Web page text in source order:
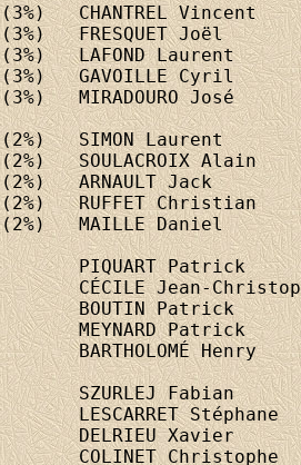
20. 	   9 pts (3%) CHANTREL Vincent
21. 	   9 pts (3%) FRESQUET Joël
22. 	   9 pts (3%) LAFOND Laurent
23. 	   9 pts (3%) GAVOILLE Cyril
24. 	   7 pts (3%) MIRADOURO José
25. 	   5 pts (2%) SIMON Laurent
26. 	   5 pts (2%) SOULACROIX Alain
27. 	   4 pts (2%) ARNAULT Jack
28. 	   4 pts (2%) RUFFET Christian
29. 	   4 pts (2%) MAILLE Daniel
30. 	   2 pts PIQUART Patrick
31. 	   2 pts CÉCILE Jean-
32. 	   1 pt BOUTIN Patrick
33. 	   1 pt MEYNARD Patrick
34. 	   1 pt BARTHOLOMÉ Henry
35. 	   1 pt SZURLEJ Fabian
36. 	   1 pt LESCARRET Stéphane
37. 	   1 pt DELRIEU Xavier
38. 	   1 pt COLINET Christophe